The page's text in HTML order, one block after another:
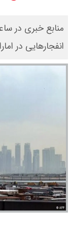
منابع خبری در
انفجارهایی در